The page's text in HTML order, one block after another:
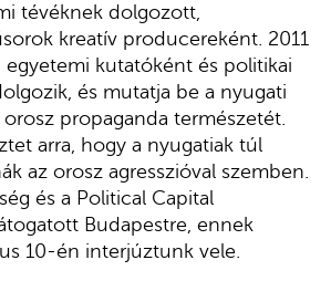
tévéknek dolgozott,
kreatív producereként. 2011
egyetemi kutatóként és politikai
és mutatja be a nyugati
propaganda természetét.
arra, hogy a nyugatiak túl
az orosz agresszióval szemben.
és a Political Capital
Budapestre, ennek
10-én interjúztunk vele.